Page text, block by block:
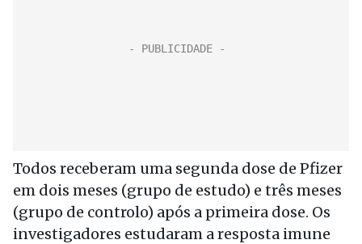
Todos receberam uma segunda dose de Pfizer
em dois meses (grupo de estudo) e três meses
(grupo de controlo) após a primeira dose. Os
investigadores estudaram a resposta imune